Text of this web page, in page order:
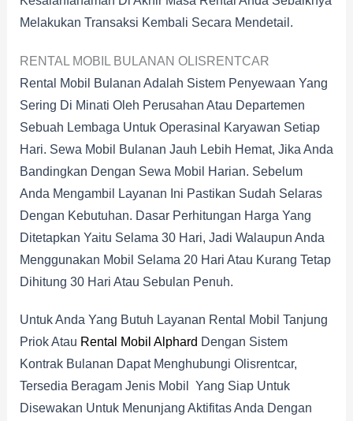
Melakukan Transaksi Kembali Secara Mendetail.
RENTAL MOBIL BULANAN OLISRENTCAR
Rental Mobil Bulanan Adalah Sistem Penyewaan Yang
Sering Di Minati Oleh Perusahan Atau Departemen
Sebuah Lembaga Untuk Operasinal Karyawan Setiap
Hari. Sewa Mobil Bulanan Jauh Lebih Hemat, Jika Anda
Bandingkan Dengan Sewa Mobil Harian. Sebelum
Anda Mengambil Layanan Ini Pastikan Sudah Selaras
Dengan Kebutuhan. Dasar Perhitungan Harga Yang
Ditetapkan Yaitu Selama 30 Hari, Jadi Walaupun Anda
Menggunakan Mobil Selama 20 Hari Atau Kurang Tetap
Dihitung 30 Hari Atau Sebulan Penuh.
Untuk Anda Yang Butuh Layanan Rental Mobil Tanjung
Priok Atau Rental Mobil Alphard Dengan Sistem
Kontrak Bulanan Dapat Menghubungi Olisrentcar,
Tersedia Beragam Jenis Mobil Yang Siap Untuk
Disewakan Untuk Menunjang Aktifitas Anda Dengan